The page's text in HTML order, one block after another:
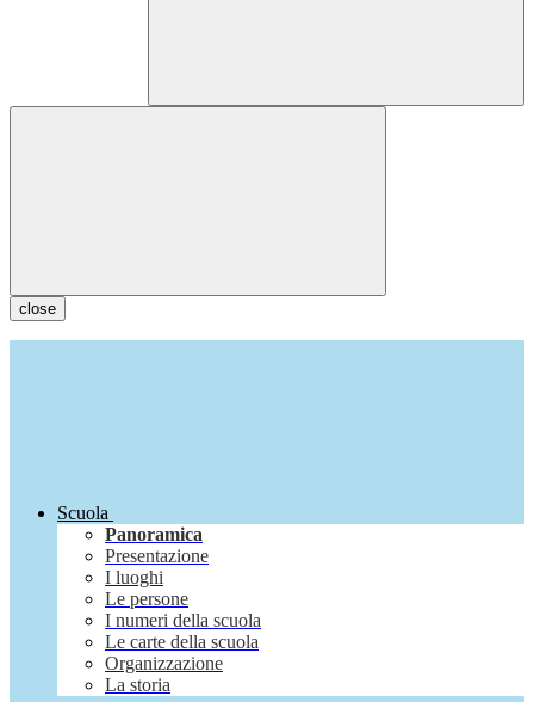
close
Scuola
Panoramica
Presentazione
I luoghi
Le persone
I numeri della scuola
Le carte della scuola
Organizzazione
La storia